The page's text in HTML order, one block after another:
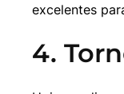
excelentes
4.